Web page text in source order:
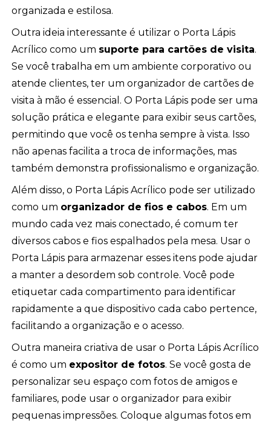
organizada e estilosa.
Outra ideia interessante é utilizar o Porta Lápis
Acrílico como um suporte para cartões de visita.
Se você trabalha em um ambiente corporativo ou
atende clientes, ter um organizador de cartões de
visita à mão é essencial. O Porta Lápis pode ser uma
solução prática e elegante para exibir seus cartões,
permitindo que você os tenha sempre à vista. Isso
não apenas facilita a troca de informações, mas
também demonstra profissionalismo e organização.
Além disso, o Porta Lápis Acrílico pode ser utilizado
como um organizador de fios e cabos. Em um
mundo cada vez mais conectado, é comum ter
diversos cabos e fios espalhados pela mesa. Usar o
Porta Lápis para armazenar esses itens pode ajudar
a manter a desordem sob controle. Você pode
etiquetar cada compartimento para identificar
rapidamente a que dispositivo cada cabo pertence,
facilitando a organização e o acesso.
Outra maneira criativa de usar o Porta Lápis Acrílico
é como um expositor de fotos. Se você gosta de
personalizar seu espaço com fotos de amigos e
familiares, pode usar o organizador para exibir
pequenas impressões. Coloque algumas fotos em